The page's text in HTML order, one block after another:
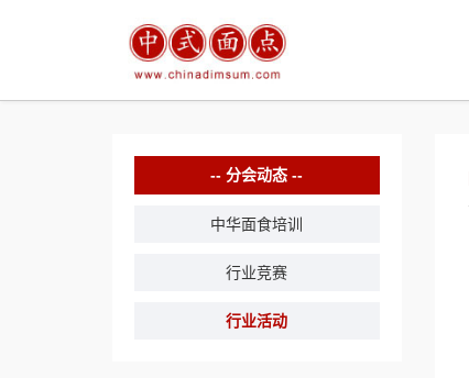
分会动态
中华面食培训
行业竞赛
行业活动